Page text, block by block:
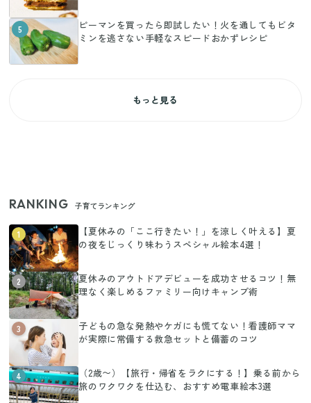
5
ピーマンを買ったら即試したい！火を通してもビタ
ミンを逃さない手軽なスピードおかずレシピ
もっと見る
RANKING 子育てランキング
1
【夏休みの「ここ行きたい！」を涼しく叶える】夏
の夜をじっくり味わうスペシャル絵本4選！
2
夏休みのアウトドアデビューを成功させるコツ！無
理なく楽しめるファミリー向けキャンプ術
3
子どもの急な発熱やケガにも慌てない！看護師ママ
が実際に常備する救急セットと備蓄のコツ
4
（2歳〜）【旅行・帰省をラクにする！】乗る前から
旅のワクワクを仕込む、おすすめ電車絵本3選